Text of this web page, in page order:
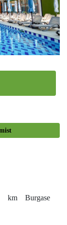
km Burgase